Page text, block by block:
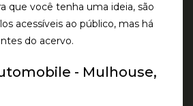
que você tenha uma ideia, são
acessíveis ao público, mas há
do acervo.
- Mulhouse,